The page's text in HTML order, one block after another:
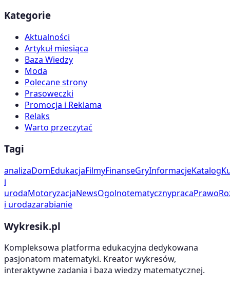
Kategorie
Aktualności
Artykuł miesiąca
Baza Wiedzy
Moda
Polecane strony
Prasoweczki
Promocja i Reklama
Relaks
Warto przeczytać
Tagi
analizaDomEdukacjaFilmyFinanseGryInformacjeKatalog
i
urodaMotoryzacjaNewsOgolnotematycznypracaPrawo
i urodazarabianie
Wykresik.pl
Kompleksowa platforma edukacyjna dedykowana
pasjonatom matematyki. Kreator wykresów,
interaktywne zadania i baza wiedzy matematycznej.